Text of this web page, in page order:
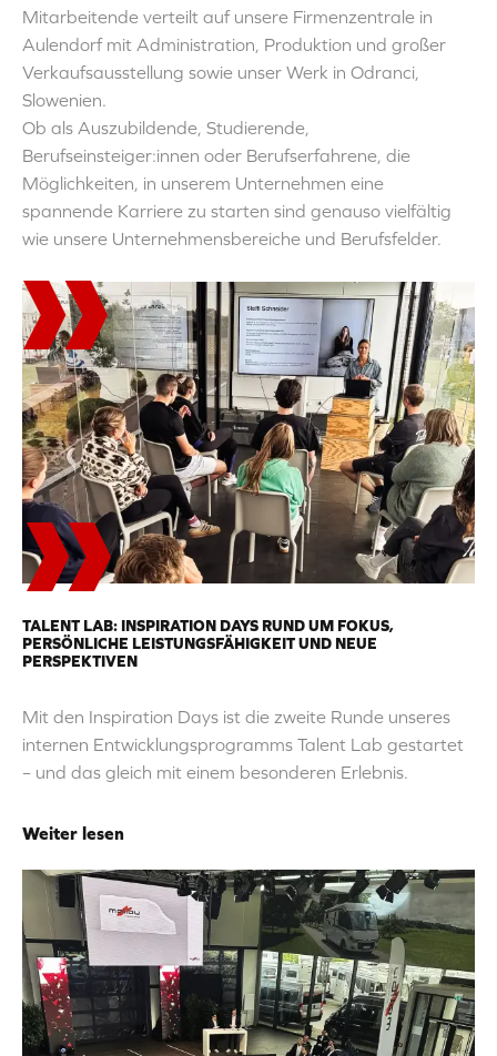
Mitarbeitende verteilt auf unsere Firmenzentrale in
Aulendorf mit Administration, Produktion und großer
Verkaufsausstellung sowie unser Werk in Odranci,
Slowenien.
Ob als Auszubildende, Studierende,
Berufseinsteiger:innen oder Berufserfahrene, die
Möglichkeiten, in unserem Unternehmen eine
spannende Karriere zu starten sind genauso vielfältig
wie unsere Unternehmensbereiche und Berufsfelder.
TALENT LAB: INSPIRATION DAYS RUND UM FOKUS,
PERSÖNLICHE LEISTUNGSFÄHIGKEIT UND NEUE
PERSPEKTIVEN
Mit den Inspiration Days ist die zweite Runde unseres
internen Entwicklungsprogramms Talent Lab gestartet
– und das gleich mit einem besonderen Erlebnis.
Weiter lesen